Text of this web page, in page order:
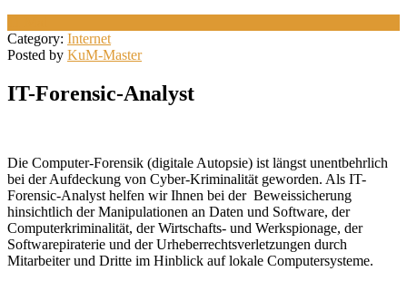
Category: Internet
Posted by KuM-Master
IT-Forensic-Analyst
Die Computer-Forensik (digitale Autopsie) ist längst unentbehrlich
bei der Aufdeckung von Cyber-Kriminalität geworden. Als IT-
Forensic-Analyst helfen wir Ihnen bei der Beweissicherung
hinsichtlich der Manipulationen an Daten und Software, der
Computerkriminalität, der Wirtschafts- und Werkspionage, der
Softwarepiraterie und der Urheberrechtsverletzungen durch
Mitarbeiter und Dritte im Hinblick auf lokale Computersysteme.